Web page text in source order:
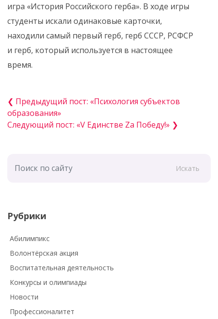
игра «История Российского герба». В ходе игры
студенты искали одинаковые карточки,
находили самый первый герб, герб СССР, РСФСР
и герб, который используется в настоящее
время.
❮ Предыдущий пост: «Психология субъектов
образования»
Следующий пост: «V Единстве Zа Победу!» ❯
Искать
Рубрики
Абилимпикс
Волонтёрская акция
Воспитательная деятельность
Конкурсы и олимпиады
Новости
Профессионалитет